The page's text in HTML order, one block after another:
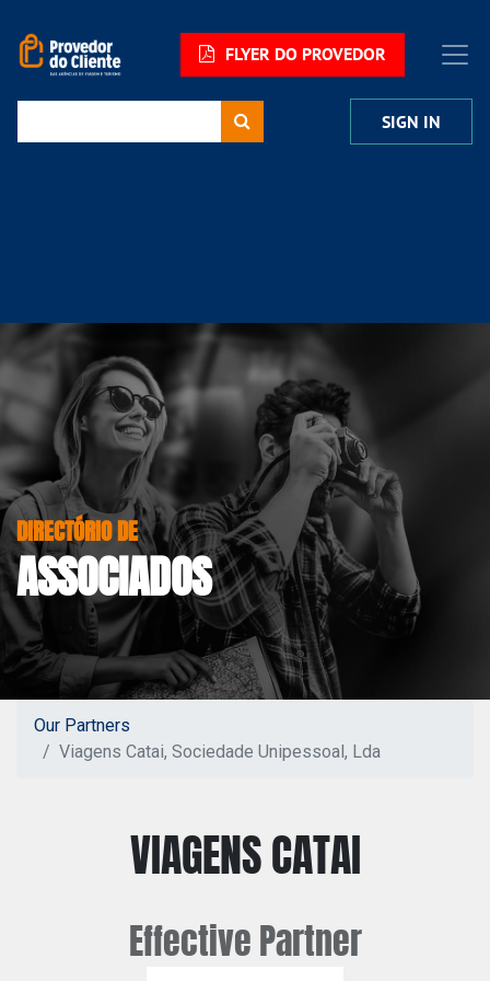
FLYER DO PROVEDOR
SIGN IN
DIRECTÓRIO DE
ASSOCIADOS
Our Partners
Viagens Catai, Sociedade Unipessoal, Lda
VIAGENS CATAI
EffectivePartner